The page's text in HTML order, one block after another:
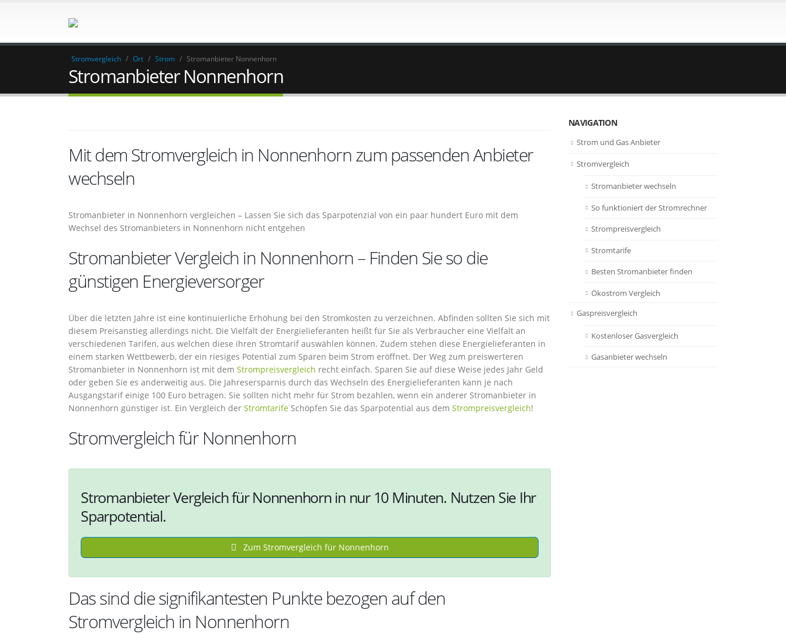
Stromvergleich / Ort / Strom / Stromanbieter Nonnenhorn
Stromanbieter Nonnenhorn
Mit dem Stromvergleich in Nonnenhorn zum passenden Anbieter
wechseln
Stromanbieter in Nonnenhorn vergleichen – Lassen Sie sich das Sparpotenzial von ein paar hundert Euro mit dem
Wechsel des Stromanbieters in Nonnenhorn nicht entgehen
Stromanbieter Vergleich in Nonnenhorn – Finden Sie so die
günstigen Energieversorger
Über die letzten Jahre ist eine kontinuierliche Erhöhung bei den Stromkosten zu verzeichnen. Abfinden sollten Sie sich mit
diesem Preisanstieg allerdings nicht. Die Vielfalt der Energielieferanten heißt für Sie als Verbraucher eine Vielfalt an
verschiedenen Tarifen, aus welchen diese ihren Stromtarif auswählen können. Zudem stehen diese Energielieferanten in
einem starken Wettbewerb, der ein riesiges Potential zum Sparen beim Strom eröffnet. Der Weg zum preiswerteren
Stromanbieter in Nonnenhorn ist mit dem Strompreisvergleich recht einfach. Sparen Sie auf diese Weise jedes Jahr Geld
oder geben Sie es anderweitig aus. Die Jahresersparnis durch das Wechseln des Energielieferanten kann je nach
Ausgangstarif einige 100 Euro betragen. Sie sollten nicht mehr für Strom bezahlen, wenn ein anderer Stromanbieter in
Nonnenhorn günstiger ist. Ein Vergleich der Stromtarife Schöpfen Sie das Sparpotential aus dem Strompreisvergleich!
Stromvergleich für Nonnenhorn
Stromanbieter Vergleich für Nonnenhorn in nur 10 Minuten. Nutzen Sie Ihr
Sparpotential.
Zum Stromvergleich für Nonnenhorn
Das sind die signifikantesten Punkte bezogen auf den
Stromvergleich in Nonnenhorn
NAVIGATION
Strom und Gas Anbieter
Stromvergleich
Stromanbieter wechseln
So funktioniert der Stromrechner
Strompreisvergleich
Stromtarife
Besten Stromanbieter finden
Ökostrom Vergleich
Gaspreisvergleich
Kostenloser Gasvergleich
Gasanbieter wechseln